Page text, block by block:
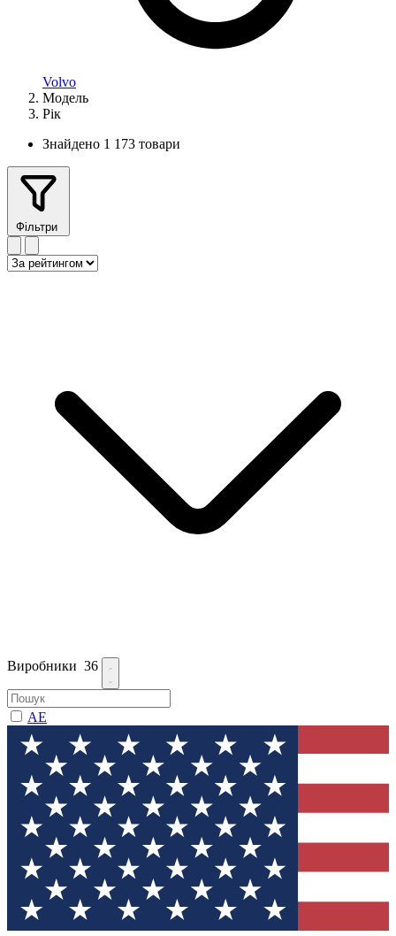
Volvo
Модель
Рік
Знайдено 1 173 товари
Фільтри
Виробники 36
AE